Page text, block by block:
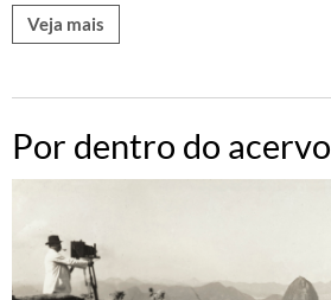
Veja mais
Por dentro do acervo